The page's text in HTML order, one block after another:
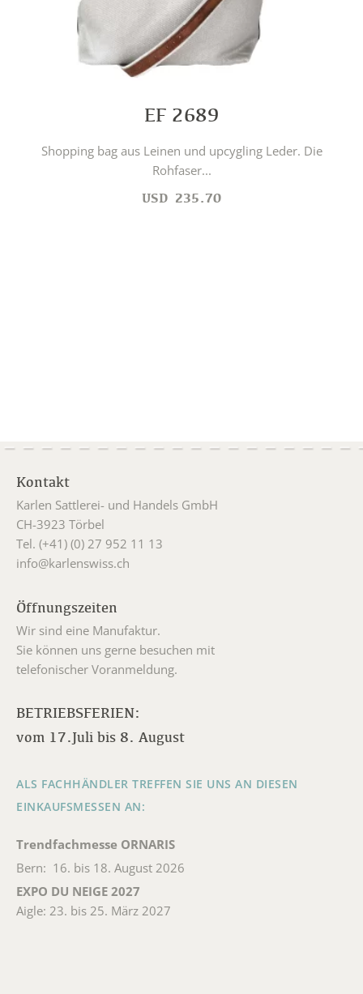
EF 2689
Shopping bag aus Leinen und upcygling Leder. Die
Rohfaser...
USD 235.70
Kontakt
Karlen Sattlerei- und Handels GmbH
CH-3923 Törbel
Tel. (+41) (0) 27 952 11 13
info@karlenswiss.ch
Öffnungszeiten
Wir sind eine Manufaktur.
Sie können uns gerne besuchen mit
telefonischer Voranmeldung.
BETRIEBSFERIEN:
vom 17.Juli bis 8. August
ALS FACHHÄNDLER TREFFEN SIE UNS AN DIESEN
EINKAUFSMESSEN AN:
Trendfachmesse ORNARIS
Bern: 16. bis 18. August 2026
EXPO DU NEIGE 2027
Aigle: 23. bis 25. März 2027